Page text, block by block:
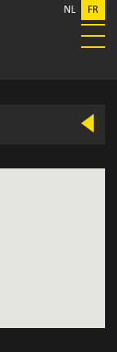
NL FR